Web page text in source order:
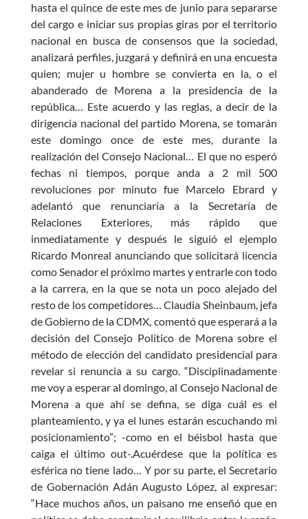
hasta el quince de este mes de junio para separarse
del cargo e iniciar sus propias giras por el territorio
nacional en busca de consensos que la sociedad,
analizará perfiles, juzgará y definirá en una encuesta
quien; mujer u hombre se convierta en la, o el
abanderado de Morena a la presidencia de la
república… Este acuerdo y las reglas, a decir de la
dirigencia nacional del partido Morena, se tomarán
este domingo once de este mes, durante la
realización del Consejo Nacional… El que no esperó
fechas ni tiempos, porque anda a 2 mil 500
revoluciones por minuto fue Marcelo Ebrard y
adelantó que renunciaría a la Secretaría de
Relaciones Exteriores, más rápido que
inmediatamente y después le siguió el ejemplo
Ricardo Monreal anunciando que solicitará licencia
como Senador el próximo martes y entrarle con todo
a la carrera, en la que se nota un poco alejado del
resto de los competidores… Claudia Sheinbaum, jefa
de Gobierno de la CDMX, comentó que esperará a la
decisión del Consejo Político de Morena sobre el
método de elección del candidato presidencial para
revelar si renuncia a su cargo. “Disciplinadamente
me voy a esperar al domingo, al Consejo Nacional de
Morena a que ahí se defina, se diga cuál es el
planteamiento, y ya el lunes estarán escuchando mi
posicionamiento”; -como en el béisbol hasta que
caiga el último out-.Acuérdese que la política es
esférica no tiene lado… Y por su parte, el Secretario
de Gobernación Adán Augusto López, al expresar:
“Hace muchos años, un paisano me enseñó que en